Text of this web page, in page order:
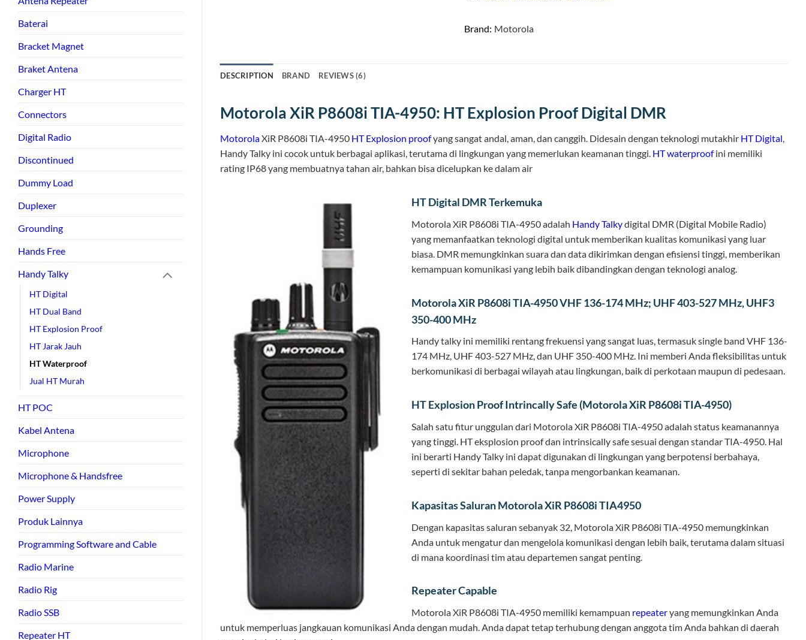
Baterai
Bracket Magnet
Braket Antena
Charger HT
Connectors
Digital Radio
Discontinued
Dummy Load
Duplexer
Grounding
Hands Free
Handy Talky
HT Digital
HT Dual Band
HT Explosion Proof
HT Jarak Jauh
HT Waterproof
Jual HT Murah
HT POC
Kabel Antena
Microphone
Microphone & Handsfree
Power Supply
Produk Lainnya
Programming Software and Cable
Radio Marine
Radio Rig
Radio SSB
Repeater HT
Brand: Motorola
DESCRIPTION BRAND REVIEWS (6)
Motorola XiR P8608i TIA-4950: HT Explosion Proof Digital DMR
MotorolaXiR P8608i TIA-4950 HT Explosion proofyang sangat andal, aman, dan canggih. Didesain dengan teknologi mutakhir HT Digital,
Handy Talky ini cocok untuk berbagai aplikasi, terutama di lingkungan yang memerlukan keamanan tinggi. HT waterproofini memiliki
rating IP68 yang membuatnya tahan air, bahkan bisa dicelupkan ke dalam air
HT Digital DMR Terkemuka
Motorola XiR P8608i TIA-4950 adalah Handy Talkydigital DMR (Digital Mobile Radio)
yang memanfaatkan teknologi digital untuk memberikan kualitas komunikasi yang luar
biasa. DMR memungkinkan suara dan data dikirimkan dengan efisiensi tinggi, memberikan
kemampuan komunikasi yang lebih baik dibandingkan dengan teknologi analog.
Motorola XiR P8608i TIA-4950 VHF 136-174 MHz; UHF 403-527 MHz, UHF3
350-400 MHz
Handy talky ini memiliki rentang frekuensi yang sangat luas, termasuk single band VHF 136-
174 MHz, UHF 403-527 MHz, dan UHF 350-400 MHz. Ini memberi Anda fleksibilitas untuk
berkomunikasi di berbagai wilayah atau lingkungan, baik di perkotaan maupun di pedesaan.
HT Explosion Proof Intrincally Safe (Motorola XiR P8608i TIA-4950)
Salah satu fitur unggulan dari Motorola XiR P8608i TIA-4950 adalah status keamanannya
yang tinggi. HT eksplosion proof dan intrinsically safe sesuai dengan standar TIA-4950. Hal
ini berarti Handy Talky ini dapat digunakan di lingkungan yang berpotensi berbahaya,
seperti di sekitar bahan peledak, tanpa mengorbankan keamanan.
Kapasitas Saluran Motorola XiR P8608i TIA4950
Dengan kapasitas saluran sebanyak 32, Motorola XiR P8608i TIA-4950 memungkinkan
Anda untuk mengatur dan mengelola komunikasi dengan lebih baik, terutama dalam situasi
di mana koordinasi tim atau departemen sangat penting.
Repeater Capable
Motorola XiR P8608i TIA-4950 memiliki kemampuan repeateryang memungkinkan Anda
untuk memperluas jangkauan komunikasi Anda dengan mudah. Anda dapat tetap terhubung dengan anggota tim Anda bahkan di daerah